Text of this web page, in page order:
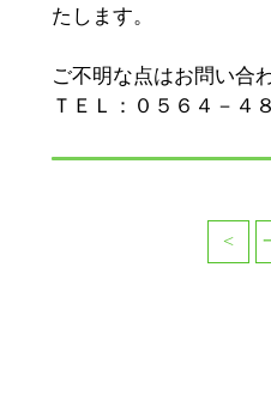
たします。
ご不明な点はお問い合
ＴＥＬ：０５６４－４
<